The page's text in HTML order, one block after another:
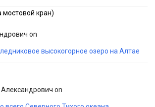
мостовой кран)
on
высокогорное озеро на Алтае
on